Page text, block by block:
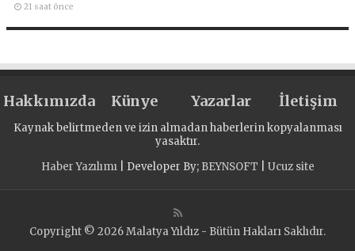
21 saat önce
Hakkımızda Künye Yazarlar İletişim
Kaynak belirtmeden ve izin almadan haberlerin kopyalanması
yasaktır.
Haber Yazılımı| Developer By; BEYNSOFT Ucuz site
Copyright © 2026 Malatya Yıldız - Bütün Hakları Saklıdır.